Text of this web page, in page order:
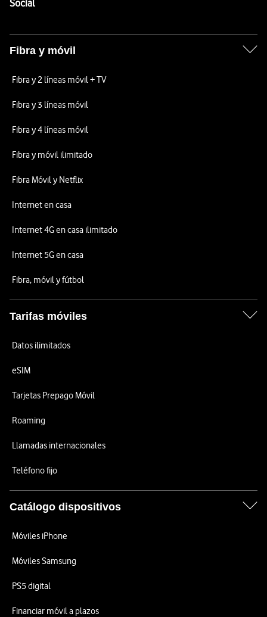
SocialEnlaces a las redes sociales de Vodafone
Fibra y móvil
Fibra y 2 líneas móvil + TV
Fibra y 3 líneas móvil
Fibra y 4 líneas móvil
Fibra y móvil ilimitado
Fibra Móvil y Netflix
Internet en casa
Internet 4G en casa ilimitado
Internet 5G en casa
Fibra, móvil y fútbol
Tarifas móviles
Datos ilimitados
eSIM
Tarjetas Prepago Móvil
Roaming
Llamadas internacionales
Teléfono fijo
Catálogo dispositivos
Móviles iPhone
Móviles Samsung
PS5 digital
Financiar móvil a plazos